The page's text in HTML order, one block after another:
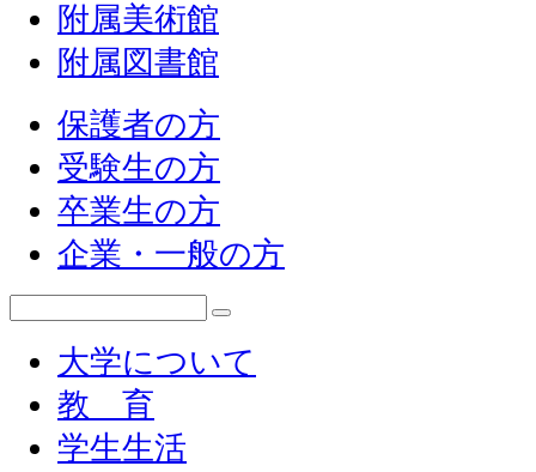
附属美術館
附属図書館
保護者の方
受験生の方
卒業生の方
企業・一般の方
大学について
教 育
学生生活